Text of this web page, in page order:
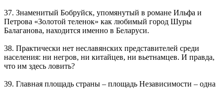
37. Знаменитый Бобруйск, упомянутый в романе Ильфа и
Петрова «Золотой теленок» как любимый город Шуры
Балаганова, находится именно в Беларуси.
38. Практически нет неславянских представителей среди
населения: ни негров, ни китайцев, ни вьетнамцев. И правда,
что им здесь ловить?
39. Главная площадь страны – площадь Независимости – одна